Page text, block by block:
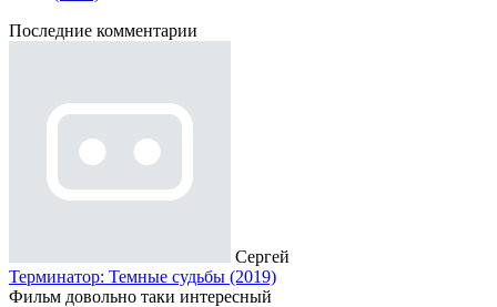
Последние комментарии
Сергей
Терминатор: Темные судьбы (2019)
Фильм довольно таки интересный